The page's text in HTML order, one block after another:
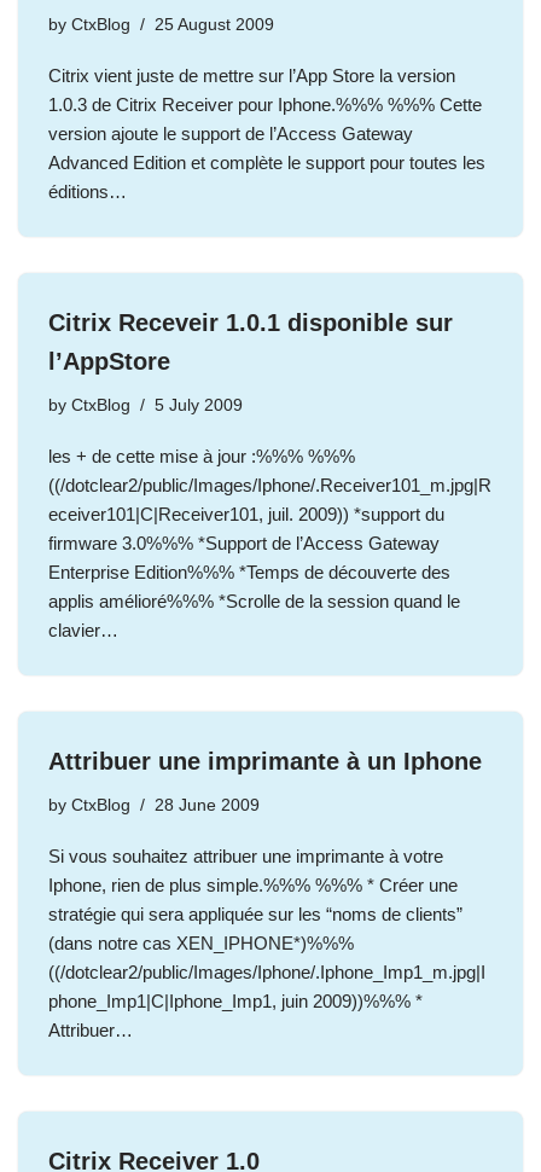
by CtxBlog 25 August 2009
Citrix vient juste de mettre sur l’App Store la version
1.0.3 de Citrix Receiver pour Iphone.%%% %%% Cette
version ajoute le support de l’Access Gateway
Advanced Edition et complète le support pour toutes les
éditions…
Citrix Receveir 1.0.1 disponible sur
l’AppStore
by CtxBlog 5 July 2009
les + de cette mise à jour :%%% %%%
((/dotclear2/public/Images/Iphone/.Receiver101_m.jpg|R
eceiver101|C|Receiver101, juil. 2009)) *support du
firmware 3.0%%% *Support de l’Access Gateway
Enterprise Edition%%% *Temps de découverte des
applis amélioré%%% *Scrolle de la session quand le
clavier…
Attribuer une imprimante à un Iphone
by CtxBlog 28 June 2009
Si vous souhaitez attribuer une imprimante à votre
Iphone, rien de plus simple.%%% %%% * Créer une
stratégie qui sera appliquée sur les “noms de clients”
(dans notre cas XEN_IPHONE*)%%%
((/dotclear2/public/Images/Iphone/.Iphone_Imp1_m.jpg|I
phone_Imp1|C|Iphone_Imp1, juin 2009))%%% *
Attribuer…
Citrix Receiver 1.0